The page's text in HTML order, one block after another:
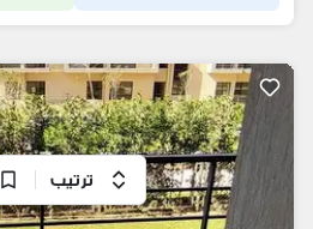
ترتيب